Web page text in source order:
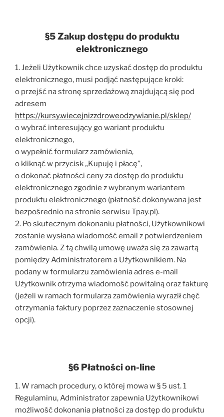
§5 Zakup dostępu do produktu
elektronicznego
1. Jeżeli Użytkownik chce uzyskać dostęp do produktu
elektronicznego, musi podjąć następujące kroki:
o przejść na stronę sprzedażową znajdującą się pod
adresem
https://kursy.wiecejnizzdroweodzywianie.pl/sklep/
o wybrać interesujący go wariant produktu
elektronicznego,
o wypełnić formularz zamówienia,
o kliknąć w przycisk „Kupuję i płacę”,
o dokonać płatności ceny za dostęp do produktu
elektronicznego zgodnie z wybranym wariantem
produktu elektronicznego (płatność dokonywana jest
bezpośrednio na stronie serwisu Tpay.pl).
2. Po skutecznym dokonaniu płatności, Użytkownikowi
zostanie wysłana wiadomość email z potwierdzeniem
zamówienia. Z tą chwilą umowę uważa się za zawartą
pomiędzy Administratorem a Użytkownikiem. Na
podany w formularzu zamówienia adres e-mail
Użytkownik otrzyma wiadomość powitalną oraz fakturę
(jeżeli w ramach formularza zamówienia wyraził chęć
otrzymania faktury poprzez zaznaczenie stosownej
opcji).
§6 Płatności on-line
1. W ramach procedury, o której mowa w § 5 ust. 1
Regulaminu, Administrator zapewnia Użytkownikowi
możliwość dokonania płatności za dostęp do produktu